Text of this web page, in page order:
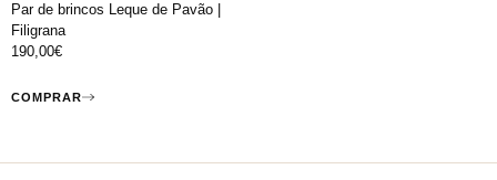
Par de brincos Leque de Pavão |
Filigrana
190,00€
COMPRAR